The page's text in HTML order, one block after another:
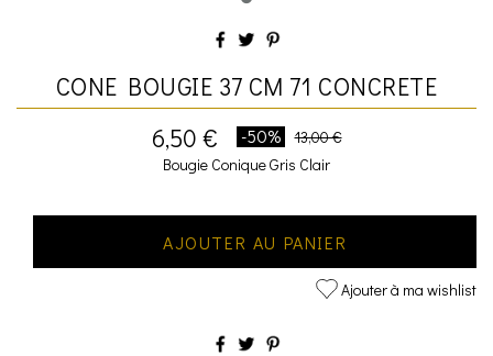
CONE BOUGIE 37 CM 71 CONCRETE
6,50 €
-50%
13,00 €
Bougie Conique Gris Clair
AJOUTER AU PANIER
Ajouter à ma wishlist